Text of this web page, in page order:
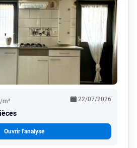
m² 22/07/2026
Ouvrir l'analyse